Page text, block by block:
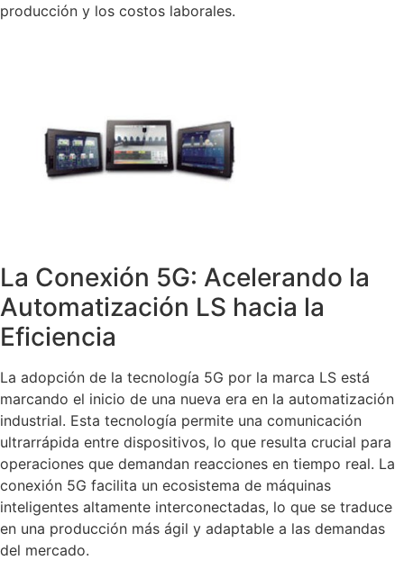
producción y los costos laborales.
La Conexión 5G: Acelerando la
Automatización LS hacia la
Eficiencia
La adopción de la tecnología 5G por la marca LS está
marcando el inicio de una nueva era en la automatización
industrial. Esta tecnología permite una comunicación
ultrarrápida entre dispositivos, lo que resulta crucial para
operaciones que demandan reacciones en tiempo real. La
conexión 5G facilita un ecosistema de máquinas
inteligentes altamente interconectadas, lo que se traduce
en una producción más ágil y adaptable a las demandas
del mercado.